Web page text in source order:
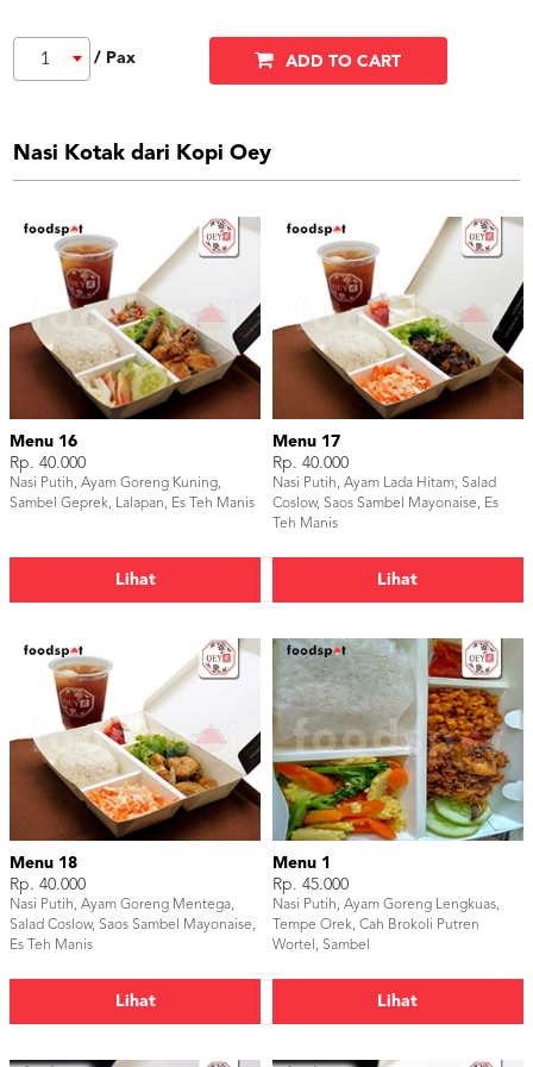
1 / Pax ADD TO CART
Nasi Kotak dari Kopi Oey
Menu 16
Rp. 40.000
Nasi Putih, Ayam Goreng Kuning,
Sambel Geprek, Lalapan, Es Teh Manis
Lihat
Menu 17
Rp. 40.000
Nasi Putih, Ayam Lada Hitam, Salad
Coslow, Saos Sambel Mayonaise, Es
Teh Manis
Lihat
Menu 18
Rp. 40.000
Nasi Putih, Ayam Goreng Mentega,
Salad Coslow, Saos Sambel Mayonaise,
Es Teh Manis
Lihat
Menu 1
Rp. 45.000
Nasi Putih, Ayam Goreng Lengkuas,
Tempe Orek, Cah Brokoli Putren
Wortel, Sambel
Lihat